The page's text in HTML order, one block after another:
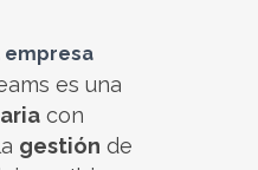
empresa
es una
con
gestión de